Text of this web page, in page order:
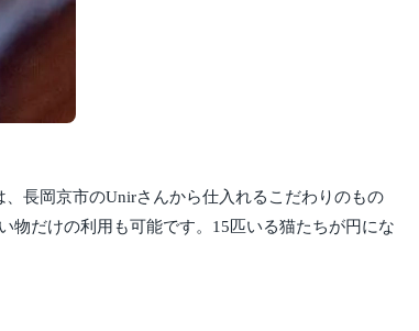
長岡京市のUnirさんから仕入れるこだわりのもの
物だけの利用も可能です。15匹いる猫たちが円にな